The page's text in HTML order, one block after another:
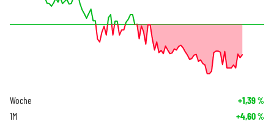
Woche +1,39%
1M +4,60%